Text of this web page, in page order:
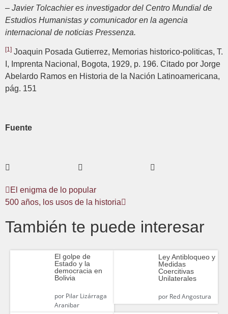
– Javier Tolcachier es investigador del Centro Mundial de
Estudios Humanistas y comunicador en la agencia
internacional de noticias Pressenza.
[1] Joaquin Posada Gutierrez, Memorias historico-politicas, T.
I, Imprenta Nacional, Bogota, 1929, p. 196. Citado por Jorge
Abelardo Ramos en Historia de la Nación Latinoamericana,
pág. 151
Fuente
El enigma de lo popular
500 años, los usos de la historia
También te puede interesar
El golpe de
Estado y la
democracia en
Bolivia
porPilar Lizárraga
Aranibar
Ley Antibloqueo y
Medidas
Coercitivas
Unilaterales
porRed Angostura